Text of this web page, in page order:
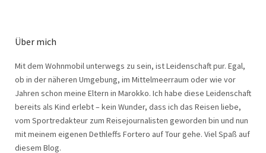
Über mich
Mit dem Wohnmobil unterwegs zu sein, ist Leidenschaft pur. Egal,
ob in der näheren Umgebung, im Mittelmeerraum oder wie vor
Jahren schon meine Eltern in Marokko. Ich habe diese Leidenschaft
bereits als Kind erlebt – kein Wunder, dass ich das Reisen liebe,
vom Sportredakteur zum Reisejournalisten geworden bin und nun
mit meinem eigenen Dethleffs Fortero auf Tour gehe. Viel Spaß auf
diesem Blog.